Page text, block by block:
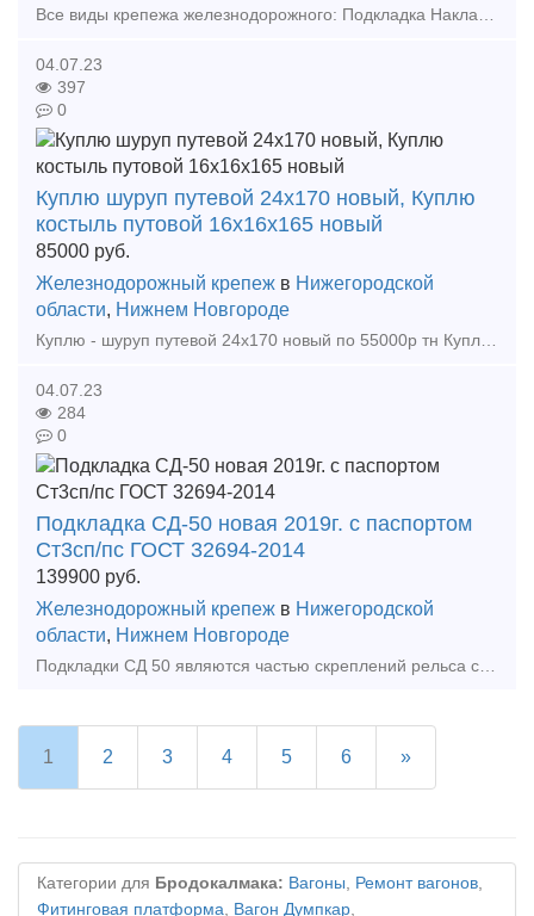
04.07.23
397
0
Куплю шуруп путевой 24х170 новый, Куплю
костыль путовой 16х16х165 новый
85000 руб.
Железнодорожный крепеж в Нижегородской
области, Нижнем Новгороде
04.07.23
284
0
Подкладка СД-50 новая 2019г. с паспортом
Ст3сп/пс ГОСТ 32694-2014
139900 руб.
Железнодорожный крепеж в Нижегородской
области, Нижнем Новгороде
1 2 3 4 5 6 »
Категории для Бродокалмака: Вагоны, Ремонт вагонов,
Фитинговая платформа, Вагон Думпкар,